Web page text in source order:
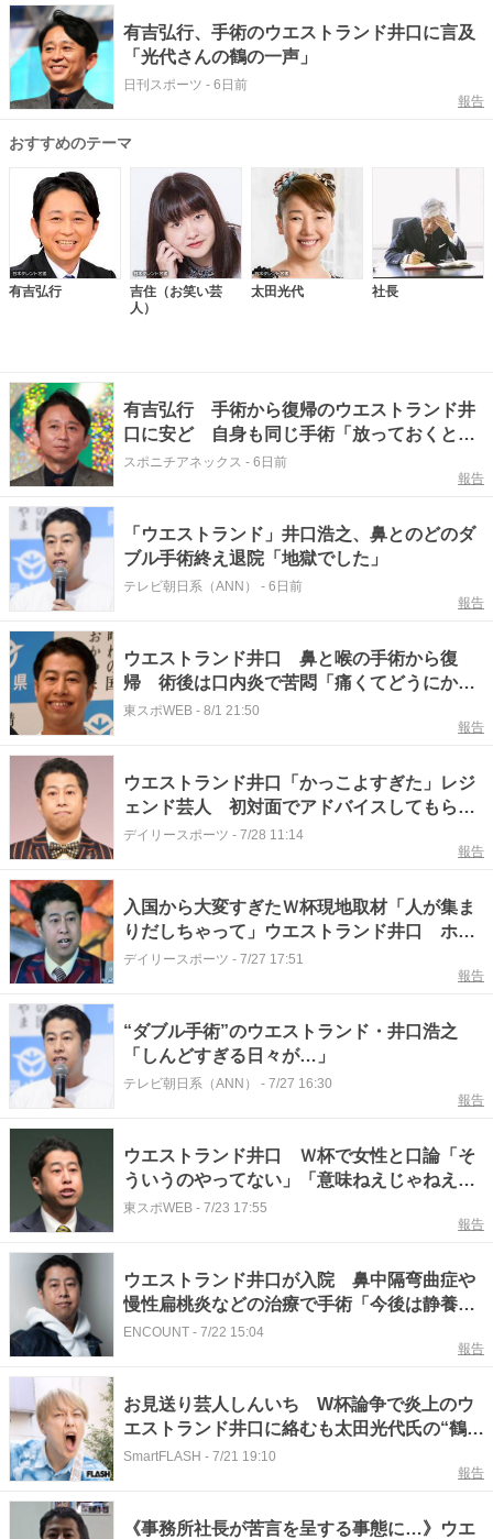
有吉弘行、手術のウエストランド井口に言及
「光代さんの鶴の一声」
日刊スポーツ - 6日前
報告
おすすめのテーマ
有吉弘行
吉住（お笑い芸
人）
太田光代 社長
有吉弘行 手術から復帰のウエストランド井
口に安ど 自身も同じ手術「放っておくと大
変なことに」
スポニチアネックス - 6日前
報告
「ウエストランド」井口浩之、鼻とのどのダ
ブル手術終え退院「地獄でした」
テレビ朝日系（ANN） - 6日前
報告
ウエストランド井口 鼻と喉の手術から復
帰 術後は口内炎で苦悶「痛くてどうにかな
っちゃいそう」
東スポWEB - 8/1 21:50
報告
ウエストランド井口「かっこよすぎた」レジ
ェンド芸人 初対面でアドバイスしてもらい
「シビれましたよ」
デイリースポーツ - 7/28 11:14
報告
入国から大変すぎたＷ杯現地取材「人が集ま
りだしちゃって」ウエストランド井口 ホテ
ルも１人でチェックインできず
デイリースポーツ - 7/27 17:51
報告
“ダブル手術”のウエストランド・井口浩之
「しんどすぎる日々が…」
テレビ朝日系（ANN） - 7/27 16:30
報告
ウエストランド井口 Ｗ杯で女性と口論「そ
ういうのやってない」「意味ねえじゃねえ
か」
東スポWEB - 7/23 17:55
報告
ウエストランド井口が入院 鼻中隔弯曲症や
慢性扁桃炎などの治療で手術「今後は静養を
優先」 事務所が公式発表
ENCOUNT - 7/22 15:04
報告
お見送り芸人しんいち W杯論争で炎上のウ
エストランド井口に絡むも太田光代氏の“鶴の
一声”で投稿削除のトホホ
SmartFLASH - 7/21 19:10
報告
《事務所社長が苦言を呈する事態に…》ウエ